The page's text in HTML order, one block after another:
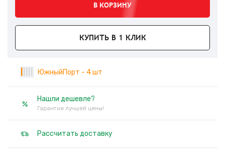
В КОРЗИНУ
КУПИТЬ В 1 КЛИК
ЮжныйПорт - 4 шт
Нашли дешевле?
Гарантия лучшей цены!
Рассчитать доставку